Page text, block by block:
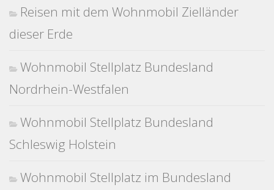
Reisen mit dem Wohnmobil Zielländer
dieser Erde
Wohnmobil Stellplatz Bundesland
Nordrhein-Westfalen
Wohnmobil Stellplatz Bundesland
Schleswig Holstein
Wohnmobil Stellplatz im Bundesland